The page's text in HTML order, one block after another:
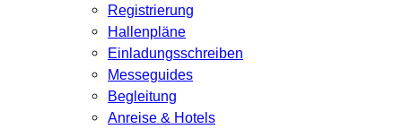
Registrierung
Hallenpläne
Einladungsschreiben
Messeguides
Begleitung
Anreise & Hotels